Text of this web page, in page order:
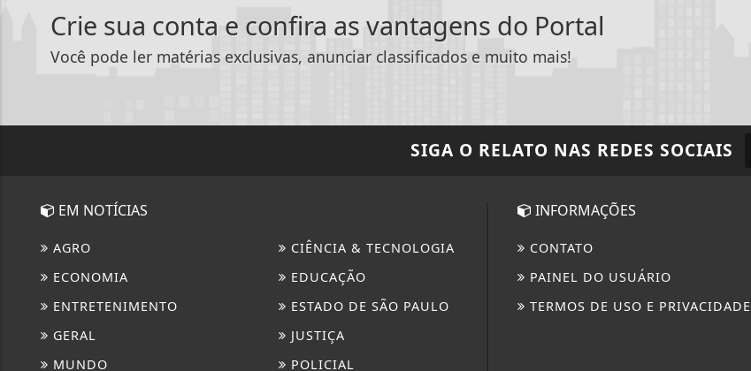
Crie sua conta e confira as vantagens do Portal
Você pode ler matérias exclusivas, anunciar classificados e muito mais!
SIGA O RELATO NAS REDES SOCIAIS
EM NOTÍCIAS
AGRO
CIÊNCIA & TECNOLOGIA
ECONOMIA
EDUCAÇÃO
ENTRETENIMENTO
ESTADO DE SÃO PAULO
GERAL
JUSTIÇA
MUNDO
POLICIAL
INFORMAÇÕES
CONTATO
PAINEL DO USUÁRIO
TERMOS DE USO E PRIVACIDADE